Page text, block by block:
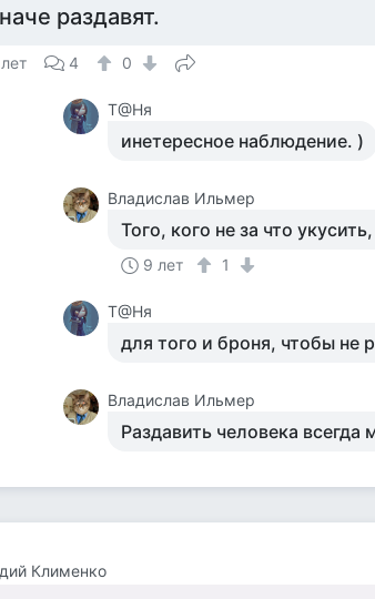
раздавят.
4 0
Т@Ня
инетересное наблюдение. )
Владислав Ильмер
Того, кого не за что
9 лет 1
Т@Ня
для того и броня, чтобы не
Владислав Ильмер
Раздавить человека всегда
Клименко